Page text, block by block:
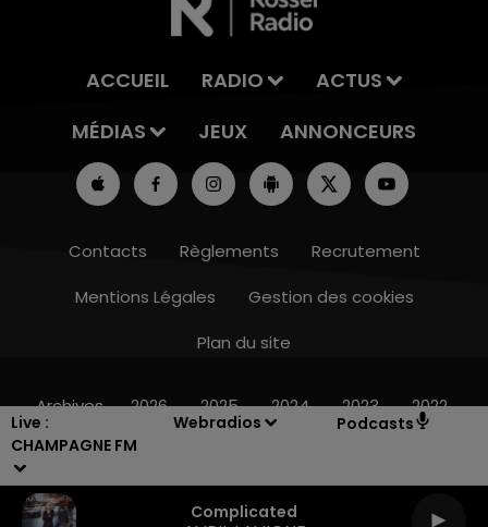
Live :
CHAMPAGNE FM
Webradios Podcasts
Complicated
ACCUEIL RADIO
ACTUS
MÉDIAS
JEUX ANNONCEURS
Contacts Règlements
Recrutement
Mentions Légales
Gestion des cookies
Plan du site
Archives 2026 2025 2024 2023 2022